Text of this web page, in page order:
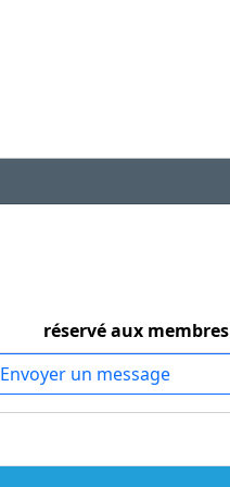
réservé aux membres
Envoyer un message